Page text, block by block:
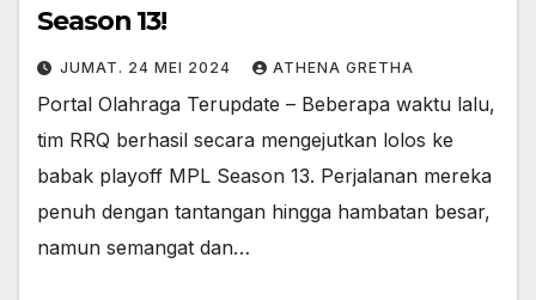
Season 13!
JUMAT. 24 MEI 2024 ATHENA GRETHA
Portal Olahraga Terupdate – Beberapa waktu lalu,
tim RRQ berhasil secara mengejutkan lolos ke
babak playoff MPL Season 13. Perjalanan mereka
penuh dengan tantangan hingga hambatan besar,
namun semangat dan…